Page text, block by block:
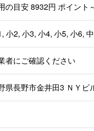
の目安 8932円 ポイント
小2, 小3, 小4, 小5, 小6,
者にご確認ください
県長野市金井田3 ＮＹ